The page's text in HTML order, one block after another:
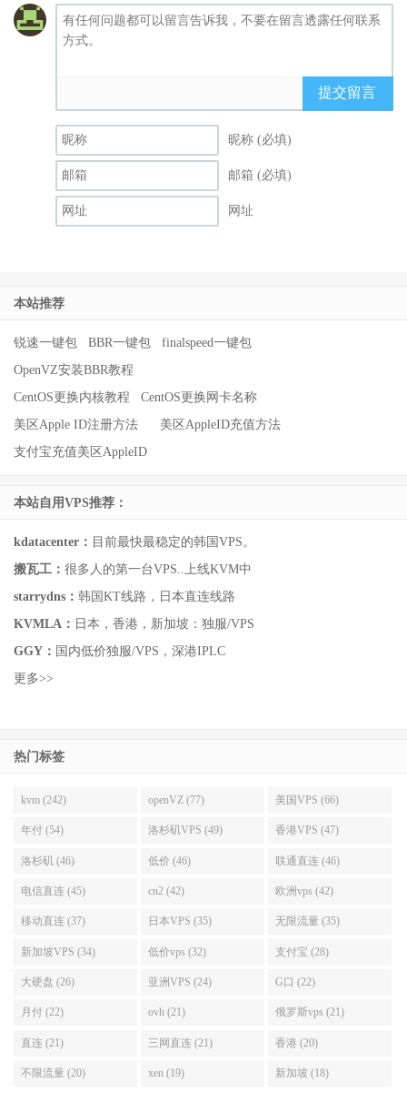
提交留言
昵称 (必填)
邮箱 (必填)
网址
本站推荐
锐速一键包 BBR一键包
finalspeed一键包
OpenVZ安装BBR教程
CentOS更换内核教程
CentOS更换网卡名称
美区Apple ID注册方法
美区AppleID充值方法
支付宝充值美区AppleID
本站自用VPS推荐：
kdatacenter： 目前最快最稳定的韩国VPS。
搬瓦工： 很多人的第一台VPS..上线KVM中
starrydns： 韩国KT线路，日本直连线路
KVMLA： 日本，香港，新加坡：独服/VPS
GGY： 国内低价独服/VPS，深港IPLC
更多>>
热门标签
kvm (242) openVZ (77) 美国VPS (66)
年付 (54) 洛杉矶VPS (49) 香港VPS (47)
洛杉矶 (46) 低价 (46) 联通直连 (46)
电信直连 (45) cn2 (42) 欧洲vps (42)
移动直连 (37) 日本VPS (35) 无限流量 (35)
新加坡VPS (34) 低价vps (32) 支付宝 (28)
大硬盘 (26) 亚洲VPS (24) G口 (22)
月付 (22) ovh (21) 俄罗斯vps (21)
直连 (21) 三网直连 (21) 香港 (20)
不限流量 (20) xen (19) 新加坡 (18)